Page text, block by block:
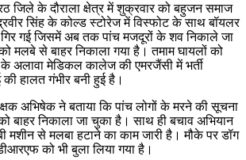
जिले के दौराला क्षेत्र में शुक्रवार को बहुजन समाज
सिंह के कोल्ड स्टोरेज में विस्फोट के साथ बॉयलर
गई जिसमें अब तक पांच मजदूरों के शव निकाले जा
मलबे से बाहर निकाला गया है। तमाम घायलों को
अलावा मेडिकल कालेज की एमरजैंसी में भर्ती
हालत गंभीर बनी हुई है।
अभिषेक ने बताया कि पांच लोगों के मरने की सूचना
बाहर निकाला जा चुका है। साथ ही बचाव अभियान
मशीन से मलबा हटाने का काम जारी है। मौके पर डॉग
को भी बुला लिया गया है।